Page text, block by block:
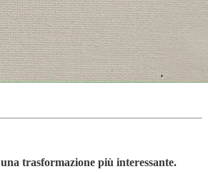
trasformazione più interessante.